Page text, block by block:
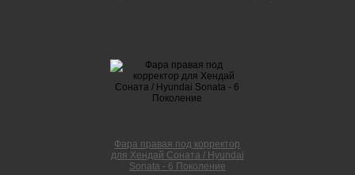
Фара правая под корректор
для Хендай Соната / Hyundai
Sonata - 6 Поколение